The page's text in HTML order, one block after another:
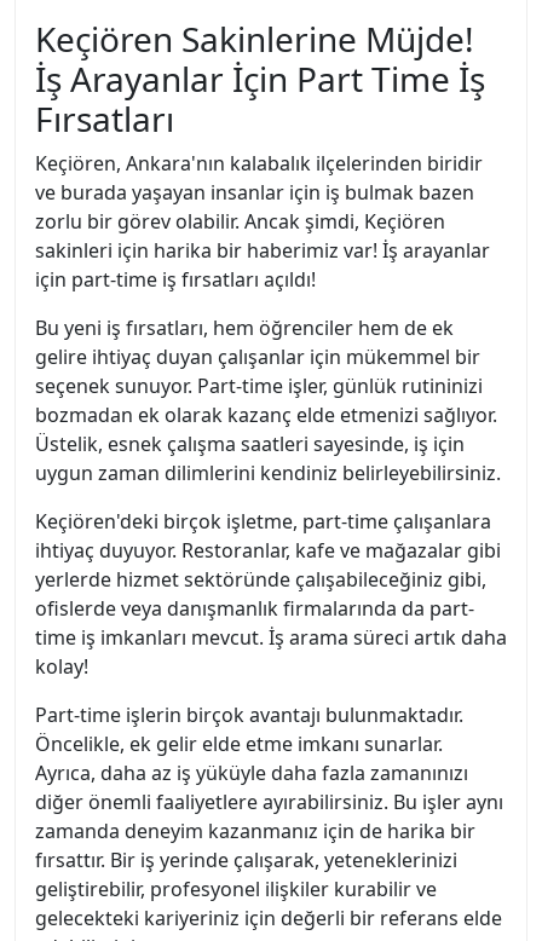
Keçiören Sakinlerine Müjde!
İş Arayanlar İçin Part Time İş
Fırsatları
Keçiören, Ankara'nın kalabalık ilçelerinden biridir
ve burada yaşayan insanlar için iş bulmak bazen
zorlu bir görev olabilir. Ancak şimdi, Keçiören
sakinleri için harika bir haberimiz var! İş arayanlar
için part-time iş fırsatları açıldı!
Bu yeni iş fırsatları, hem öğrenciler hem de ek
gelire ihtiyaç duyan çalışanlar için mükemmel bir
seçenek sunuyor. Part-time işler, günlük rutininizi
bozmadan ek olarak kazanç elde etmenizi sağlıyor.
Üstelik, esnek çalışma saatleri sayesinde, iş için
uygun zaman dilimlerini kendiniz belirleyebilirsiniz.
Keçiören'deki birçok işletme, part-time çalışanlara
ihtiyaç duyuyor. Restoranlar, kafe ve mağazalar gibi
yerlerde hizmet sektöründe çalışabileceğiniz gibi,
ofislerde veya danışmanlık firmalarında da part-
time iş imkanları mevcut. İş arama süreci artık daha
kolay!
Part-time işlerin birçok avantajı bulunmaktadır.
Öncelikle, ek gelir elde etme imkanı sunarlar.
Ayrıca, daha az iş yüküyle daha fazla zamanınızı
diğer önemli faaliyetlere ayırabilirsiniz. Bu işler aynı
zamanda deneyim kazanmanız için de harika bir
fırsattır. Bir iş yerinde çalışarak, yeteneklerinizi
geliştirebilir, profesyonel ilişkiler kurabilir ve
gelecekteki kariyeriniz için değerli bir referans elde